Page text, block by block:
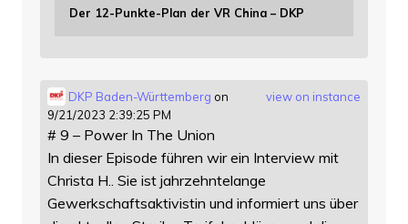
Der 12-Punkte-Plan der VR China – DKP
view on instance
DKP Baden-Württemberg on
9/21/2023 2:39:25 PM
# 9 – Power In The Union
In dieser Episode führen wir ein Interview mit
Christa H.. Sie ist jahrzehntelange
Gewerkschaftsaktivistin und informiert uns über